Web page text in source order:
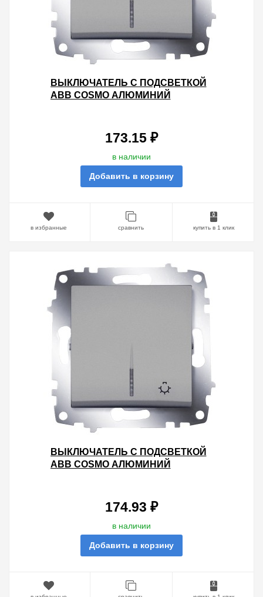
ВЫКЛЮЧАТЕЛЬ С ПОДСВЕТКОЙ
ABB COSMO АЛЮМИНИЙ
173.15 ₽
в наличии
Добавить в корзину
в избранные сравнить купить в 1 клик
ВЫКЛЮЧАТЕЛЬ С ПОДСВЕТКОЙ
ABB COSMO АЛЮМИНИЙ
174.93 ₽
в наличии
Добавить в корзину